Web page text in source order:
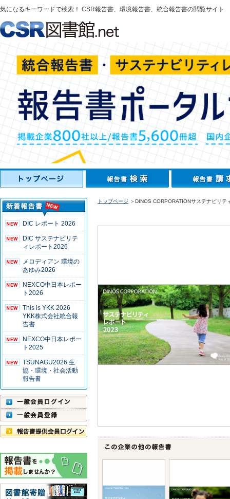
気になるキーワードで検索！ CSR報告書、環境報告書、統合報告書の閲覧サイト
DIC レポート 2026
DIC サステナビリテ
ィレポート2026
メロディアン 環境の
あゆみ2026
NEXCO中日本レポー
ト2026
This is YKK 2026
YKK株式会社統合報
告書
NEXCO中日本レポー
ト2025
TSUNAGU2026 生
協・環境・社会活動
報告書
トップページ ＞DINOS CORPORATIONサステナビリテ